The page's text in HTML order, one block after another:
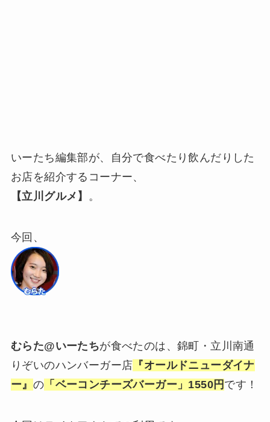
いーたち編集部が、自分で食べたり飲んだりした
お店を紹介するコーナー、
【立川グルメ】 。
今回、
むらた@いーたちが食べたのは、錦町・立川南通
りぞいのハンバーガー店 『オールドニューダイナ
ー』 の 「ベーコンチーズバーガー」1550円 です！